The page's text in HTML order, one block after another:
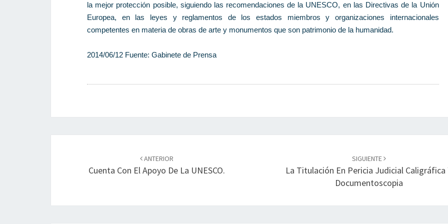
la mejor protección posible, siguiendo las recomendaciones de la UNESCO, en las Directivas de la Unión
Europea, en las leyes y reglamentos de los estados miembros y organizaciones internacionales
competentes en materia de obras de arte y monumentos que son patrimonio de la humanidad.
2014/06/12 Fuente: Gabinete de Prensa
entradas
ANTERIOR
Cuenta Con El Apoyo De La UNESCO.
SIGUIENTE
La Titulación En Pericia Judicial Caligráfica
Documentoscopia